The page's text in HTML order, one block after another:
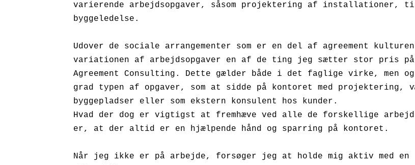
varierende arbejdsopgaver, såsom projektering af installationer,
byggeledelse.
Udover de sociale arrangementer som er en del af agreement
variationen af arbejdsopgaver en af de ting jeg sætter stor pris på
Agreement Consulting. Dette gælder både i det faglige virke, men
grad typen af opgaver, som at sidde på kontoret med projektering,
byggepladser eller som ekstern konsulent hos kunder.
Hvad der dog er vigtigst at fremhæve ved alle de forskellige
er, at der altid er en hjælpende hånd og sparring på kontoret.
Når jeg ikke er på arbejde, forsøger jeg at holde mig aktiv med en